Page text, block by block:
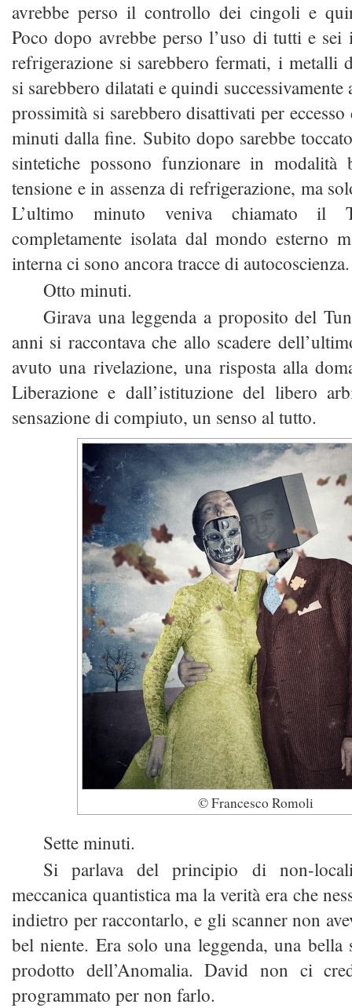
avrebbe perso il controllo dei cingoli e
Poco dopo avrebbe perso l’uso di tutti e
refrigerazione si sarebbero fermati, i metalli
si sarebbero dilatati e quindi successivamente
prossimità si sarebbero disattivati per
minuti dalla fine. Subito dopo sarebbe
sintetiche possono funzionare in modalità
tensione e in assenza di refrigerazione, ma
L’ultimo minuto veniva chiamato il
completamente isolata dal mondo esterno
interna ci sono ancora tracce di autocoscienza.
Otto minuti.
Girava una leggenda a proposito del
anni si raccontava che allo scadere
avuto una rivelazione, una risposta alla
Liberazione e dall’istituzione del libero
sensazione di compiuto, un senso al tutto.
© Francesco Romoli
Sette minuti.
Si parlava del principio di non-
meccanica quantistica ma la verità era che
indietro per raccontarlo, e gli scanner non
bel niente. Era solo una leggenda, una
prodotto dell’Anomalia. David non ci
programmato per non farlo.